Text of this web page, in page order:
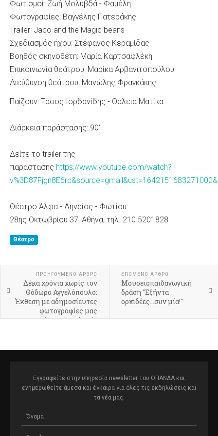
Φωτισμοί: Ζωή Μολυβδά - Φαμέλη
Φωτογραφίες: Βαγγέλης Πατεράκης
Trailer: Jaco and the Magic beans
Σχεδιασμός ήχου: Στέφανος Κεραμίδας
Βοηθός σκηνοθέτη: Μαρία Καρτσαφλέκη
Επικοινωνία θεάτρου: Μαρίκα Αρβανιτοπούλου
Διεύθυνση θεάτρου: Μανώλης Φραγκάκης
Παίζουν: Τάσος Ιορδανίδης - Θάλεια Ματίκα
Διάρκεια παράστασης: 90’
Δείτε το trailer της
παράστασης https://www.youtube.com/watch?
Θέατρο Άλφα - Ληναίος - Φωτίου:
28ης Οκτωβρίου 37, Αθήνα, τηλ. 210 5201828
Θέατρο
ΠΡΟΗΓΟΎΜΕΝΟ ΆΡΘΡΟ
Δέκα χρόνια χωρίς τον
Θόδωρο Αγγελόπουλο:
Έκθεση με αδημοσίευτες
φωτογραφίες μας
μεταφέρει στο «πλατό»
του
ΕΠΌΜΕΝΟ ΆΡΘΡΟ
Μουσειοπαιδαγωγική
δράση "Εξήντα
ορχιδέες...συν μία!"
Εγγραφείτε στην υπηρεσία newsletter του ΟΠΑΝΔΑ και
ενημερωθείτε άμεσα και έγκαιρα για όλες τις εκδηλώσεις και
τα νέα μας.